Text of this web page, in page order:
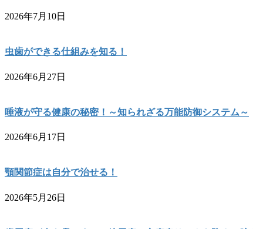
2026年7月10日
虫歯ができる仕組みを知る！
2026年6月27日
唾液が守る健康の秘密！～知られざる万能防御システム～
2026年6月17日
顎関節症は自分で治せる！
2026年5月26日